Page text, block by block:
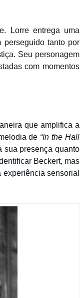
Lorre entrega uma
perseguido tanto por
Seu personagem
com momentos
que amplifica a
de “In the Hall
sua presença quanto
Beckert, mas
sensorial